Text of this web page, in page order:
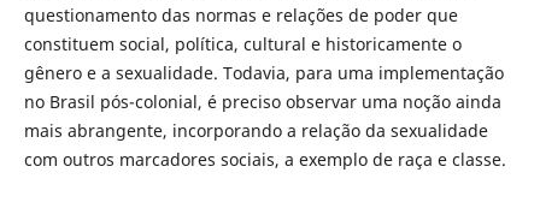
questionamento das normas e relações de poder que
constituem social, política, cultural e historicamente o
gênero e a sexualidade. Todavia, para uma implementação
no Brasil pós-colonial, é preciso observar uma noção ainda
mais abrangente, incorporando a relação da sexualidade
com outros marcadores sociais, a exemplo de raça e classe.